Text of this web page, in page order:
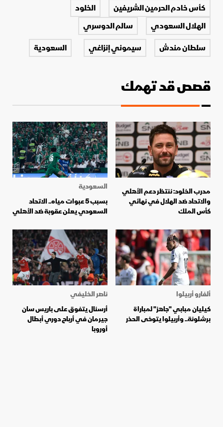
كأس خادم الحرمين الشريفين
الخلود
الهلال السعودي
سالم الدوسري
سلطان مندش
سيموني إنزاغي السعودية
قصص قد تهمك
مدرب الخلود: ننتظر دعم الأهلي
والاتحاد ضد الهلال في نهائي
كأس الملك
السعودية
بسبب 5 عبوات مياه.. الاتحاد
السعودي يعلن عقوبة ضد الأهلي
ألفارو أربيلوا
كيليان مبابي "جاهز" لمباراة
برشلونة.. وأربيلوا يتوخى الحذر
ناصر الخليفي
أرسنال يتفوق على باريس سان
جيرمان في أرباح دوري أبطال
أوروبا